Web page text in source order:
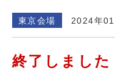
東京会場 2024年
終了しました